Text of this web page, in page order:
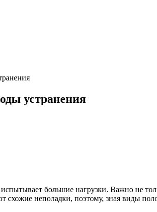
устранения
большие нагрузки. Важно не
схожие неполадки, поэтому, зная виды